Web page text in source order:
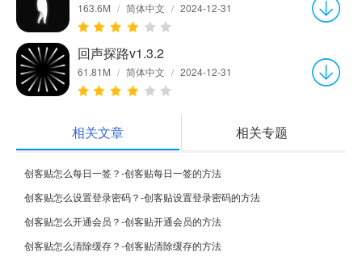
163.6M / 简体中文 / 2024-12-31
回声探路v1.3.2
61.81M / 简体中文 / 2024-12-31
相关文章 相关专题
创客贴怎么每日一签？-创客贴每日一签的方法
创客贴怎么设置登录密码？-创客贴设置登录密码的方法
创客贴怎么开通会员？-创客贴开通会员的方法
创客贴怎么清除缓存？-创客贴清除缓存的方法